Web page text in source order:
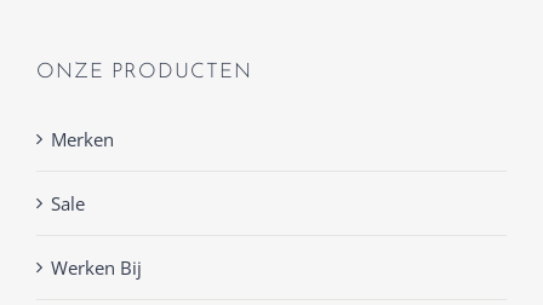
ONZE PRODUCTEN
Merken
Sale
Werken Bij